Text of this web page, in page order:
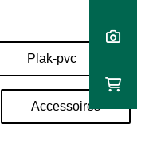
Plak-pvc
Accessoires